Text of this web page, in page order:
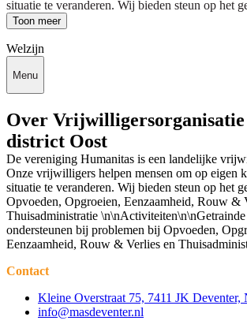
situatie te veranderen. Wij bieden steun op het
Toon meer
Welzijn
Menu
Over
district Oost
De vereniging Humanitas is een landelijke
Onze vrijwilligers helpen mensen om op eigen
situatie te veranderen. Wij bieden steun op het
Opvoeden, Opgroeien, Eenzaamheid, Rouw &
Thuisadministratie
ondersteunen bij problemen bij Opvoeden,
Eenzaamheid, Rouw & Verlies en
Contact
Kleine Overstraat 75, 7411 JK Deventer,
info@masdeventer.nl